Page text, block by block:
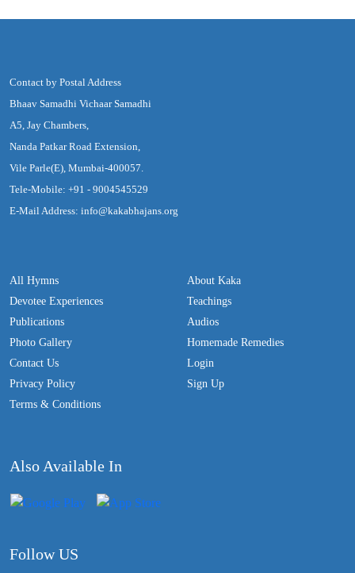
Contact by Postal Address
Bhaav Samadhi Vichaar Samadhi
A5, Jay Chambers,
Nanda Patkar Road Extension,
Vile Parle(E), Mumbai-400057.
Tele-Mobile: +91 - 9004545529
E-Mail Address: info@kakabhajans.org
All Hymns
Devotee Experiences
Publications
Photo Gallery
Contact Us
Privacy Policy
Terms & Conditions
About Kaka
Teachings
Audios
Homemade Remedies
Login
Sign Up
Also Available In
Follow US